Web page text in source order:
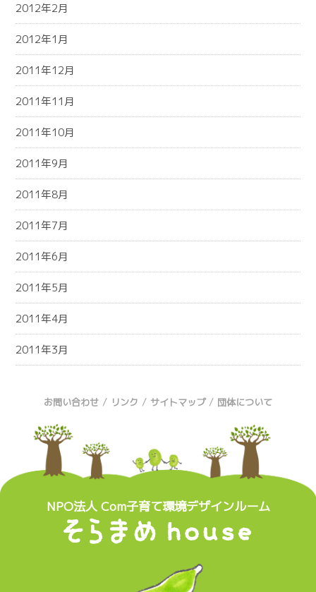
2012年2月
2012年1月
2011年12月
2011年11月
2011年10月
2011年9月
2011年8月
2011年7月
2011年6月
2011年5月
2011年4月
2011年3月
お問い合わせ / リンク / サイトマップ / 団体について
NPO法人 Com子育て環境デザインルーム